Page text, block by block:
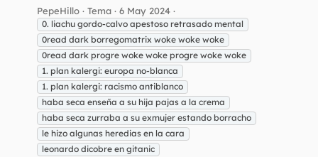
PepeHillo Tema 6 May 2024
0. liachu gordo-calvo apestoso retrasado mental
0read dark borregomatrix woke woke woke
0read dark progre woke woke progre woke woke
1. plan kalergi: europa no-blanca
1. plan kalergi: racismo antiblanco
haba seca enseña a su hija pajas a la crema
haba seca zurraba a su exmujer estando borracho
le hizo algunas heredias en la cara
leonardo dicobre en gitanic